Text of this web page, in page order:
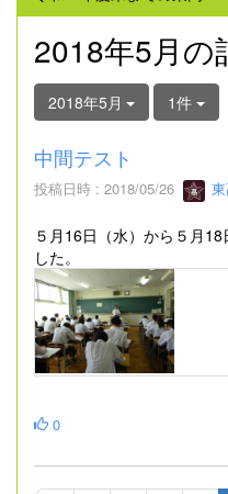
2018年5月の
2018年5月 1件
中間テスト
投稿日時 : 2018/05/26
５月16日（水）から５月
した。
0